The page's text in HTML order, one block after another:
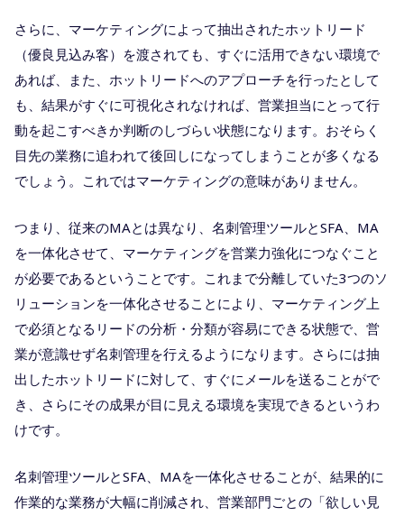
さらに、マーケティングによって抽出されたホットリード
（優良見込み客）を渡されても、すぐに活用できない環境で
あれば、また、ホットリードへのアプローチを行ったとして
も、結果がすぐに可視化されなければ、営業担当にとって行
動を起こすべきか判断のしづらい状態になります。おそらく
目先の業務に追われて後回しになってしまうことが多くなる
でしょう。これではマーケティングの意味がありません。
つまり、従来のMAとは異なり、名刺管理ツールとSFA、MA
を一体化させて、マーケティングを営業力強化につなぐこと
が必要であるということです。これまで分離していた3つのソ
リューションを一体化させることにより、マーケティング上
で必須となるリードの分析・分類が容易にできる状態で、営
業が意識せず名刺管理を行えるようになります。さらには抽
出したホットリードに対して、すぐにメールを送ることがで
き、さらにその成果が目に見える環境を実現できるというわ
けです。
名刺管理ツールとSFA、MAを一体化させることが、結果的に
作業的な業務が大幅に削減され、営業部門ごとの「欲しい見